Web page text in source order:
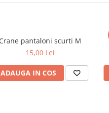
Crane pantaloni scurti M
15,00 Lei
ADAUGA IN COS